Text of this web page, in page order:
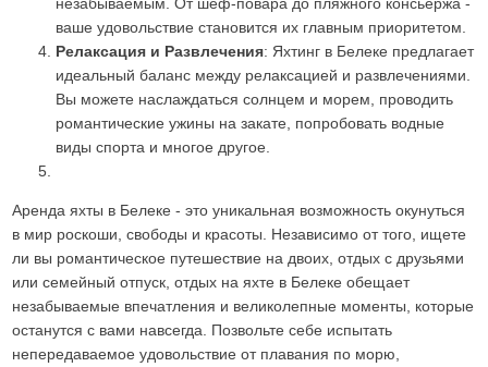
ваше удовольствие становится их главным приоритетом.
Релаксация и Развлечения: Яхтинг в Белеке предлагает
идеальный баланс между релаксацией и развлечениями.
Вы можете наслаждаться солнцем и морем, проводить
романтические ужины на закате, попробовать водные
виды спорта и многое другое.
Аренда яхты в Белеке - это уникальная возможность окунуться
в мир роскоши, свободы и красоты. Независимо от того, ищете
ли вы романтическое путешествие на двоих, отдых с друзьями
или семейный отпуск, отдых на яхте в Белеке обещает
незабываемые впечатления и великолепные моменты, которые
останутся с вами навсегда. Позвольте себе испытать
непередаваемое удовольствие от плавания по морю,